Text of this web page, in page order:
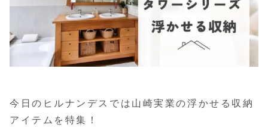
今日のヒルナンデスでは山崎実業の浮かせる収納
アイテムを特集！